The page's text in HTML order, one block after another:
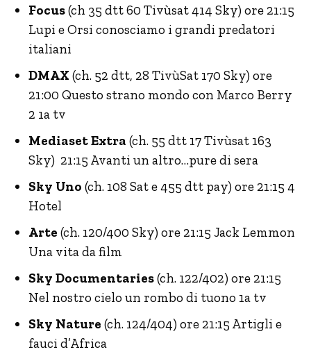
Focus(ch 35 dtt 60 Tivùsat 414 Sky) ore 21:15
Lupi e Orsi conosciamo i grandi predatori
italiani
DMAX (ch. 52 dtt, 28 TivùSat 170 Sky) ore
21:00 Questo strano mondo con Marco Berry
2 1a tv
Mediaset Extra (ch. 55 dtt 17 Tivùsat 163
Sky) 21:15 Avanti un altro…pure di sera
Sky Uno (ch. 108 Sat e 455 dtt pay) ore 21:15 4
Hotel
Arte (ch. 120/400 Sky) ore 21:15 Jack Lemmon
Una vita da film
Sky Documentaries(ch. 122/402) ore 21:15
Nel nostro cielo un rombo di tuono 1a tv
Sky Nature (ch. 124/404) ore 21:15 Artigli e
fauci d’Africa